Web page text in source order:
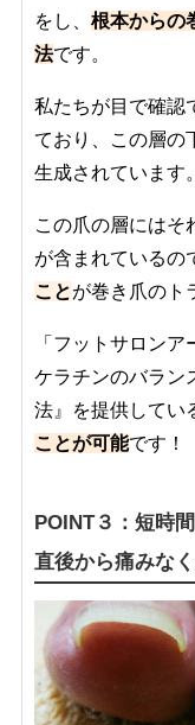
をし、 根本からの
法です。
私たちが目で確認
ており、この層の
生成されています。
この爪の層にはそ
が含まれているの
ことが巻き爪のト
「フットサロン
ケラチンのバラン
法』を提供してい
ことが可能です！
POINT３：短時
直後から痛みな